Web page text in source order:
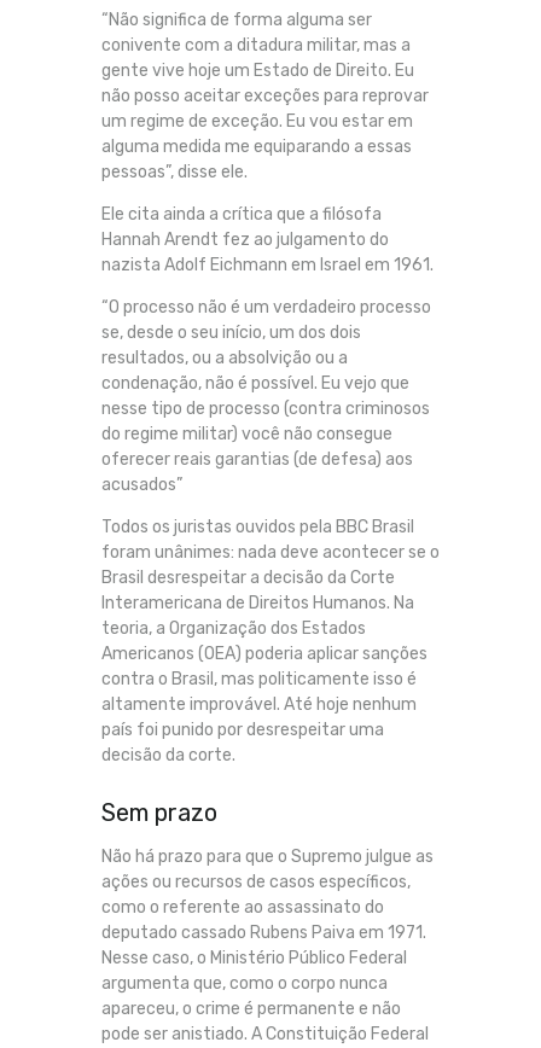
“Não significa de forma alguma ser
conivente com a ditadura militar, mas a
gente vive hoje um Estado de Direito. Eu
não posso aceitar exceções para reprovar
um regime de exceção. Eu vou estar em
alguma medida me equiparando a essas
pessoas”, disse ele.
Ele cita ainda a crítica que a filósofa
Hannah Arendt fez ao julgamento do
nazista Adolf Eichmann em Israel em 1961.
“O processo não é um verdadeiro processo
se, desde o seu início, um dos dois
resultados, ou a absolvição ou a
condenação, não é possível. Eu vejo que
nesse tipo de processo (contra criminosos
do regime militar) você não consegue
oferecer reais garantias (de defesa) aos
acusados”
Todos os juristas ouvidos pela BBC Brasil
foram unânimes: nada deve acontecer se o
Brasil desrespeitar a decisão da Corte
Interamericana de Direitos Humanos. Na
teoria, a Organização dos Estados
Americanos (OEA) poderia aplicar sanções
contra o Brasil, mas politicamente isso é
altamente improvável. Até hoje nenhum
país foi punido por desrespeitar uma
decisão da corte.
Sem prazo
Não há prazo para que o Supremo julgue as
ações ou recursos de casos específicos,
como o referente ao assassinato do
deputado cassado Rubens Paiva em 1971.
Nesse caso, o Ministério Público Federal
argumenta que, como o corpo nunca
apareceu, o crime é permanente e não
pode ser anistiado. A Constituição Federal